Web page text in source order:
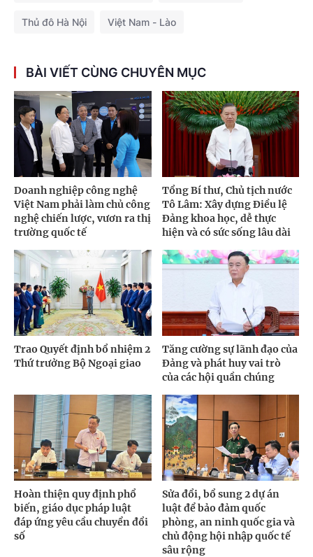
Thủ đô Hà Nội Việt Nam - Lào
BÀI VIẾT CÙNG CHUYÊN MỤC
Doanh nghiệp công nghệ
Việt Nam phải làm chủ công
nghệ chiến lược, vươn ra thị
trường quốc tế
Tổng Bí thư, Chủ tịch nước
Tô Lâm: Xây dựng Điều lệ
Đảng khoa học, dễ thực
hiện và có sức sống lâu dài
Trao Quyết định bổ nhiệm 2
Thứ trưởng Bộ Ngoại giao
Tăng cường sự lãnh đạo của
Đảng và phát huy vai trò
của các hội quần chúng
Hoàn thiện quy định phổ
biến, giáo dục pháp luật
đáp ứng yêu cầu chuyển đổi
số
Sửa đổi, bổ sung 2 dự án
luật để bảo đảm quốc
phòng, an ninh quốc gia và
chủ động hội nhập quốc tế
sâu rộng